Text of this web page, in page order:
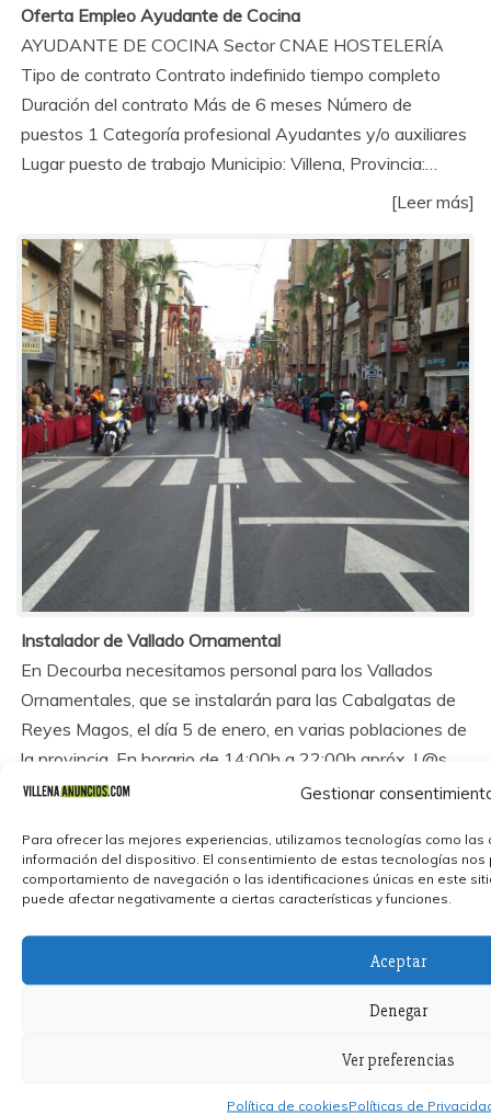
Gestionar
Para ofrecer las mejores experiencias, utilizamos tecnologías como las
información del dispositivo. El consentimiento de estas tecnologías
comportamiento de navegación o las identificaciones únicas en este
puede afectar negativamente a ciertas características y funciones.
Aceptar
Denegar
Ver preferencias
Política de cookiesPolíticas de
Oferta Empleo Ayudante de Cocina
AYUDANTE DE COCINA Sector CNAE HOSTELERÍA
Tipo de contrato Contrato indefinido tiempo completo
Duración del contrato Más de 6 meses Número de
puestos 1 Categoría profesional Ayudantes y/o auxiliares
Lugar puesto de trabajo Municipio: Villena, Provincia:…
[Leer más]
Instalador de Vallado Ornamental
En Decourba necesitamos personal para los Vallados
Ornamentales, que se instalarán para las Cabalgatas de
Reyes Magos, el día 5 de enero, en varias poblaciones de
la provincia. En horario de 14:00h a 22:00h apróx. L@s…
[Leer más]